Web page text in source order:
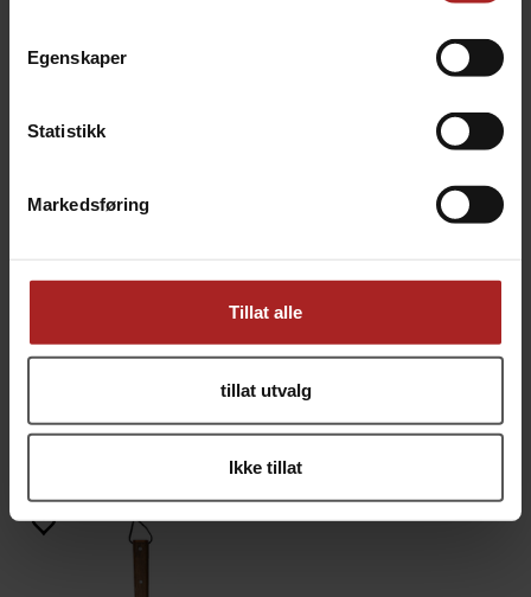
Egenskaper
Statistikk
Markedsføring
Tillat alle
tillat utvalg
Ikke tillat
Ooni Pan Pizza Spatula